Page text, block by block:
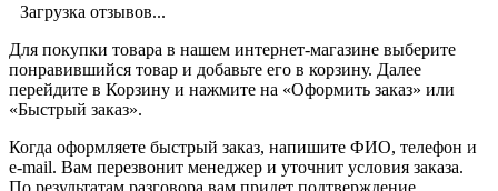
Загрузка отзывов...
Для покупки товара в нашем интернет-магазине выберите
понравившийся товар и добавьте его в корзину. Далее
перейдите в Корзину и нажмите на «Оформить заказ» или
«Быстрый заказ».
Когда оформляете быстрый заказ, напишите ФИО, телефон и
e-mail. Вам перезвонит менеджер и уточнит условия заказа.
По результатам разговора вам придет подтверждение